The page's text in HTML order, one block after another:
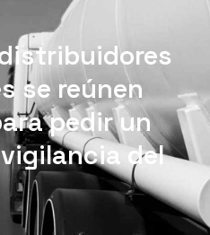
se reúnen
pedir un
del